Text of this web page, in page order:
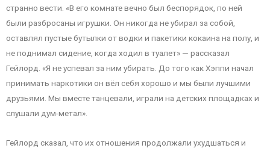
странно вести. «В его комнате вечно был беспорядок, по ней
были разбросаны игрушки. Он никогда не убирал за собой,
оставлял пустые бутылки от водки и пакетики кокаина на полу, и
не поднимал сидение, когда ходил в туалет» — рассказал
Гейлорд. «Я не успевал за ним убирать. До того как Хэппи начал
принимать наркотики он вёл себя хорошо и мы были лучшими
друзьями. Мы вместе танцевали, играли на детских площадках и
слушали дум-метал».
Гейлорд сказал, что их отношения продолжали ухудшаться и